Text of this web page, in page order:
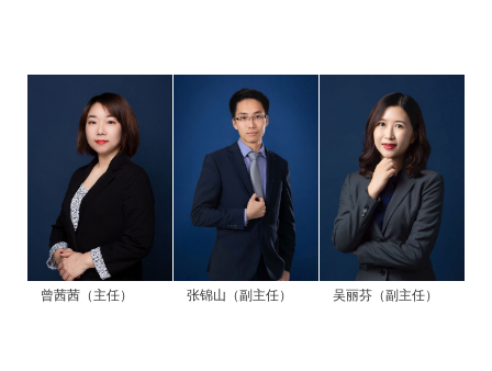
曾茜茜（主任） 张锦山（副主任） 吴丽芬（副主任）